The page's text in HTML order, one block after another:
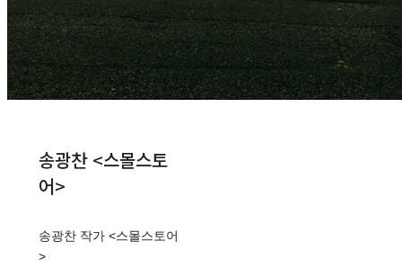
송광찬 <스몰스토
어>
송광찬 작가 <스몰스토어
>